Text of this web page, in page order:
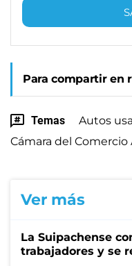
Para compartir en
Temas
Autos
Cámara del
Ver más
La Suipachense
trabajadores y se